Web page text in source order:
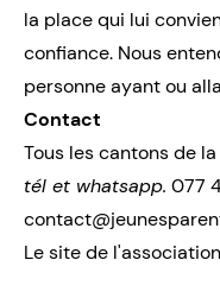
la place qui lui
confiance. Nous
personne ayant ou
Contact
Tous les cantons de
tél et whatsapp. 077
Le site de